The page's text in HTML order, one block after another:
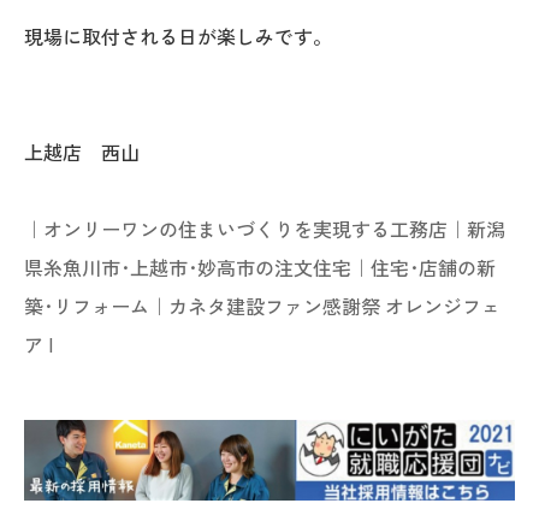
現場に取付される日が楽しみです。
上越店 西山
｜オンリーワンの住まいづくりを実現する工務店｜新潟
県糸魚川市･上越市･妙高市の注文住宅｜住宅･店舗の新
築･リフォーム｜ カネタ建設ファン感謝祭 オレンジフェ
ア |